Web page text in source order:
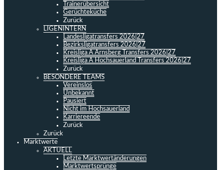
Trainerübersicht
Gerüchteküche
Zurück
LIGENINTERN
Landesligatransfers 2026|27
Bezirksligatransfers 2026|27
Kreisliga A Arnsberg Transfers 2026|27
Kreisliga A Hochsauerland Transfers 2026|27
Zurück
BESONDERE TEAMS
Vereinslos
Unbekannt
Pausiert
Nicht im Hochsauerland
Karriereende
Zurück
Zurück
Marktwerte
AKTUELL
Letzte Marktwertänderungen
Marktwertsprünge